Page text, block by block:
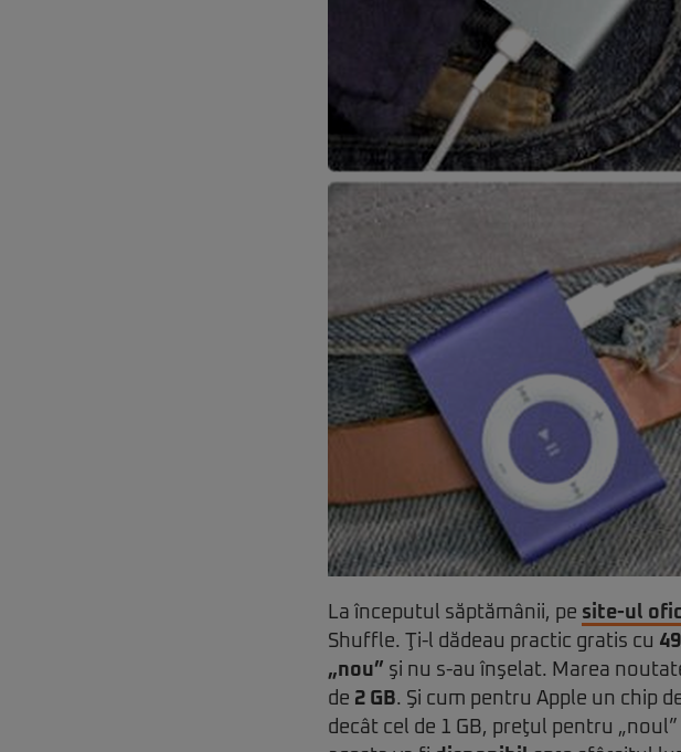
La începutul săptămânii, pe site-ul
Shuffle. Ţi-l dădeau practic gratis cu
„nou” şi nu s-au înşelat. Marea
de 2 GB. Şi cum pentru Apple un chip
decât cel de 1 GB, preţul pentru